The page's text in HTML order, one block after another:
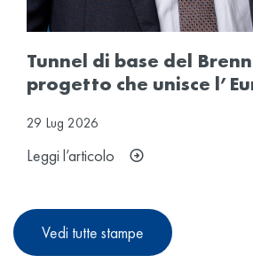
Tunnel di base del
progetto che unisce
29 Lug 2026
Leggi l’articolo
Vedi tutte stampe